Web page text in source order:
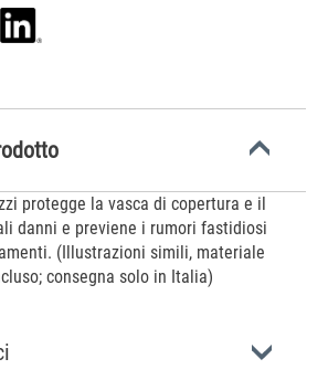
protegge la vasca di copertura e il
danni e previene i rumori fastidiosi
(Illustrazioni simili, materiale
consegna solo in Italia)